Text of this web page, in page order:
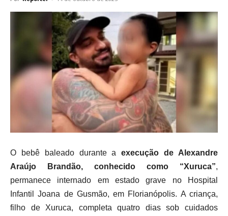
O bebê baleado durante aexecução de Alexandre
Araújo Brandão, conhecido como “Xuruca”,
permanece internado em estado grave no Hospital
Infantil Joana de Gusmão, em Florianópolis. A criança,
filho de Xuruca, completa quatro dias sob cuidados